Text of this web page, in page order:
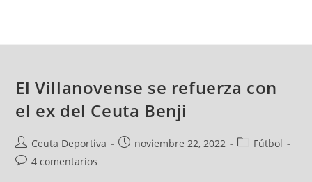
El Villanovense se refuerza con
el ex del Ceuta Benji
Ceuta Deportiva noviembre 22, 2022
Fútbol
4 comentarios